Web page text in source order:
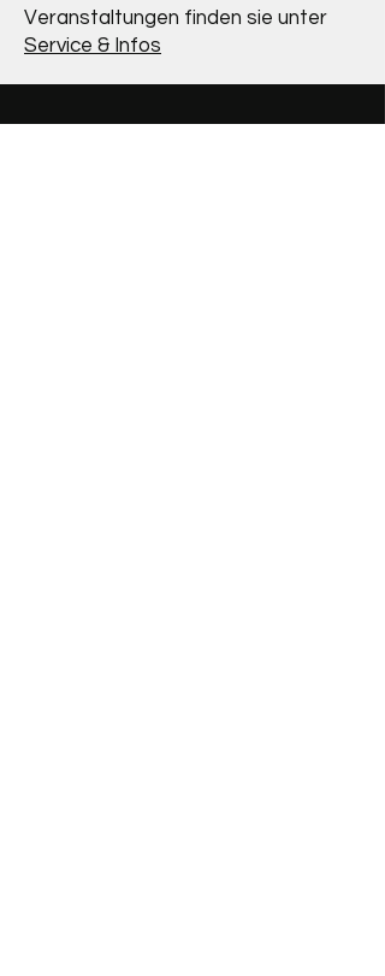
Veranstaltungen finden sie unter
Service & Infos